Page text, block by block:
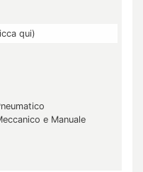
qui)
e Manuale